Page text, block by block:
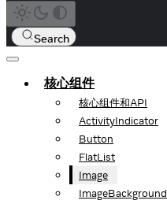
Search
核心组件
核心组件和API
ActivityIndicator
Button
FlatList
Image
ImageBackground